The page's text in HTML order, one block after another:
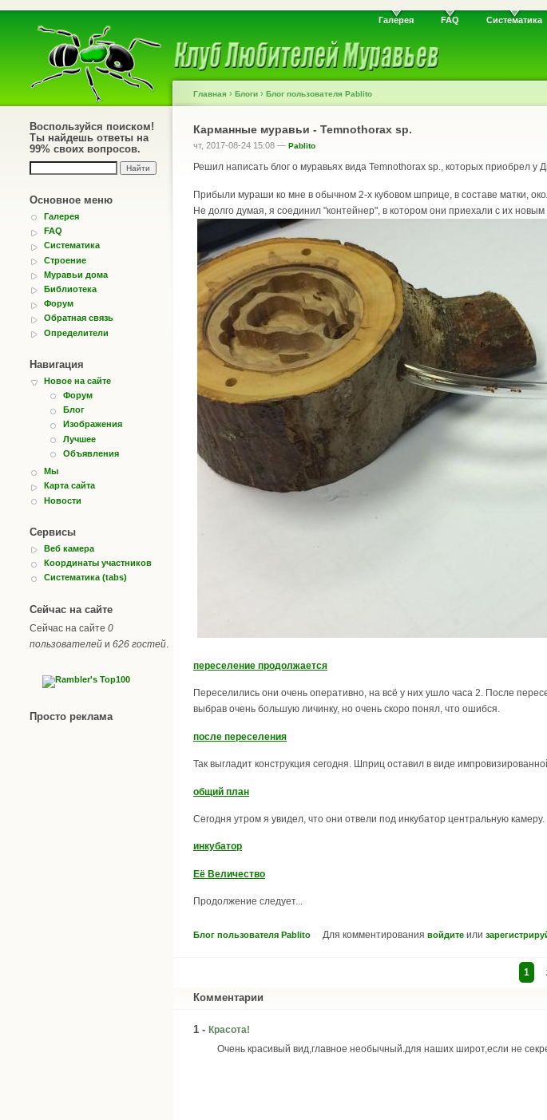
Галерея FAQ Систематика
Воспользуйся поиском!
Ты найдешь ответы на
99% своих вопросов.
Основное меню
Галерея
FAQ
Систематика
Строение
Муравьи дома
Библиотека
Форум
Обратная связь
Определители
Навигация
Новое на сайте
Форум
Блог
Изображения
Лучшее
Объявления
Мы
Карта сайта
Новости
Сервисы
Веб камера
Координаты участников
Систематика (tabs)
Сейчас на сайте
Сейчас на сайте 0
пользователей и 626 гостей
Просто реклама
Главная › Блоги › Блог пользователя Pablito
Карманные муравьи - Temnothorax sp.
чт, 2017-08-24 15:08 — Pablito
Решил написать блог о муравьях вида Temnothorax sp., которых приобрел
Прибыли мураши ко мне в обычном 2-х кубовом шприце, в составе матки,
Не долго думая, я соединил "контейнер", в котором они приехали с их
переселение продолжается
Переселились они очень оперативно, на всё у них ушло часа 2. После
выбрав очень большую личинку, но очень скоро понял, что ошибся.
после переселения
Так выгладит конструкция сегодня. Шприц оставил в виде
общий план
Сегодня утром я увидел, что они отвели под инкубатор центральную камеру.
инкубатор
Её Величество
Продолжение следует...
Блог пользователя Pablito Для комментирования войдите или
1
Комментарии
1 - Красота!
Очень красивый вид,главное необычный.для наших широт,если не